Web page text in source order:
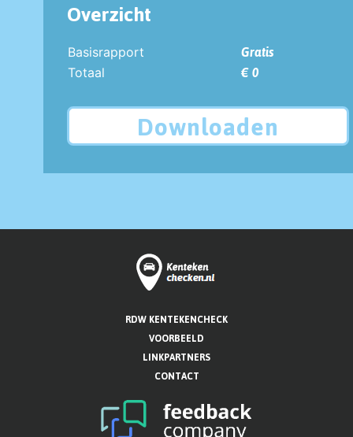
Overzicht
Basisrapport
Gratis
Totaal
€ 0
Downloaden
RDW KENTEKENCHECK
VOORBEELD
LINKPARTNERS
CONTACT